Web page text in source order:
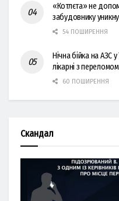
«Котлєта» не
забудовнику
54 ПОШИРЕННЯ
Нічна бійка на АЗС
лікарні з
60 ПОШИРЕННЯ
Скандал